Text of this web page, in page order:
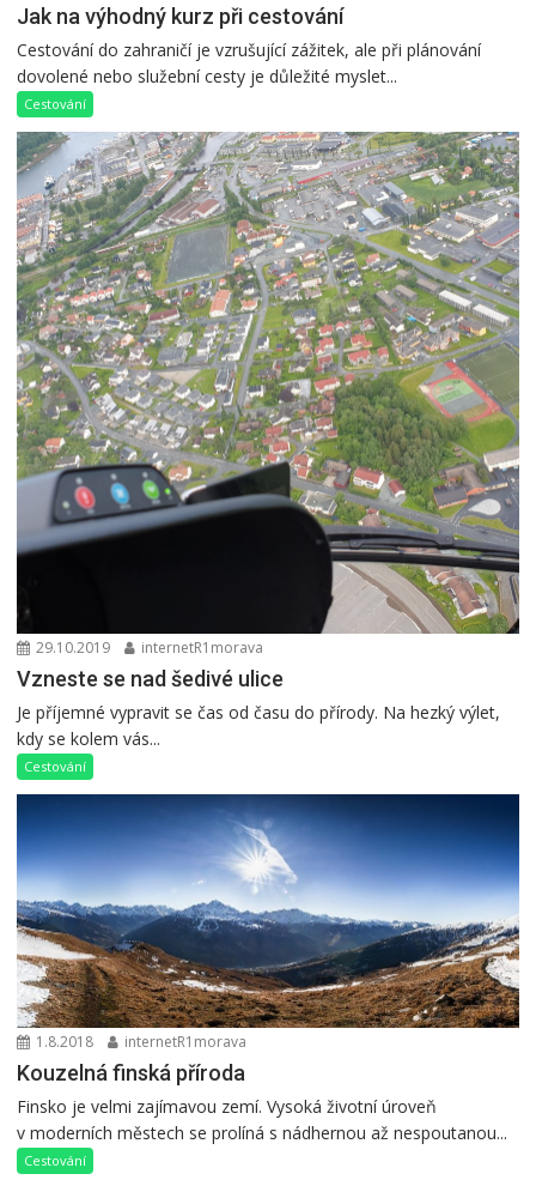
Jak na výhodný kurz při cestování
Cestování do zahraničí je vzrušující zážitek, ale při plánování
dovolené nebo služební cesty je důležité myslet...
Cestování
29.10.2019 internetR1morava
Vzneste se nad šedivé ulice
Je příjemné vypravit se čas od času do přírody. Na hezký výlet,
kdy se kolem vás...
Cestování
1.8.2018 internetR1morava
Kouzelná finská příroda
Finsko je velmi zajímavou zemí. Vysoká životní úroveň
v moderních městech se prolíná s nádhernou až nespoutanou...
Cestování